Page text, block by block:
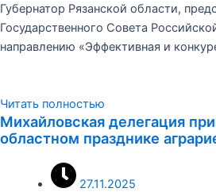
Губернатор Рязанской области,
Государственного Совета
направлению «Эффективная и
Читать полностью
Михайловская делегация
областном празднике
27.11.2025